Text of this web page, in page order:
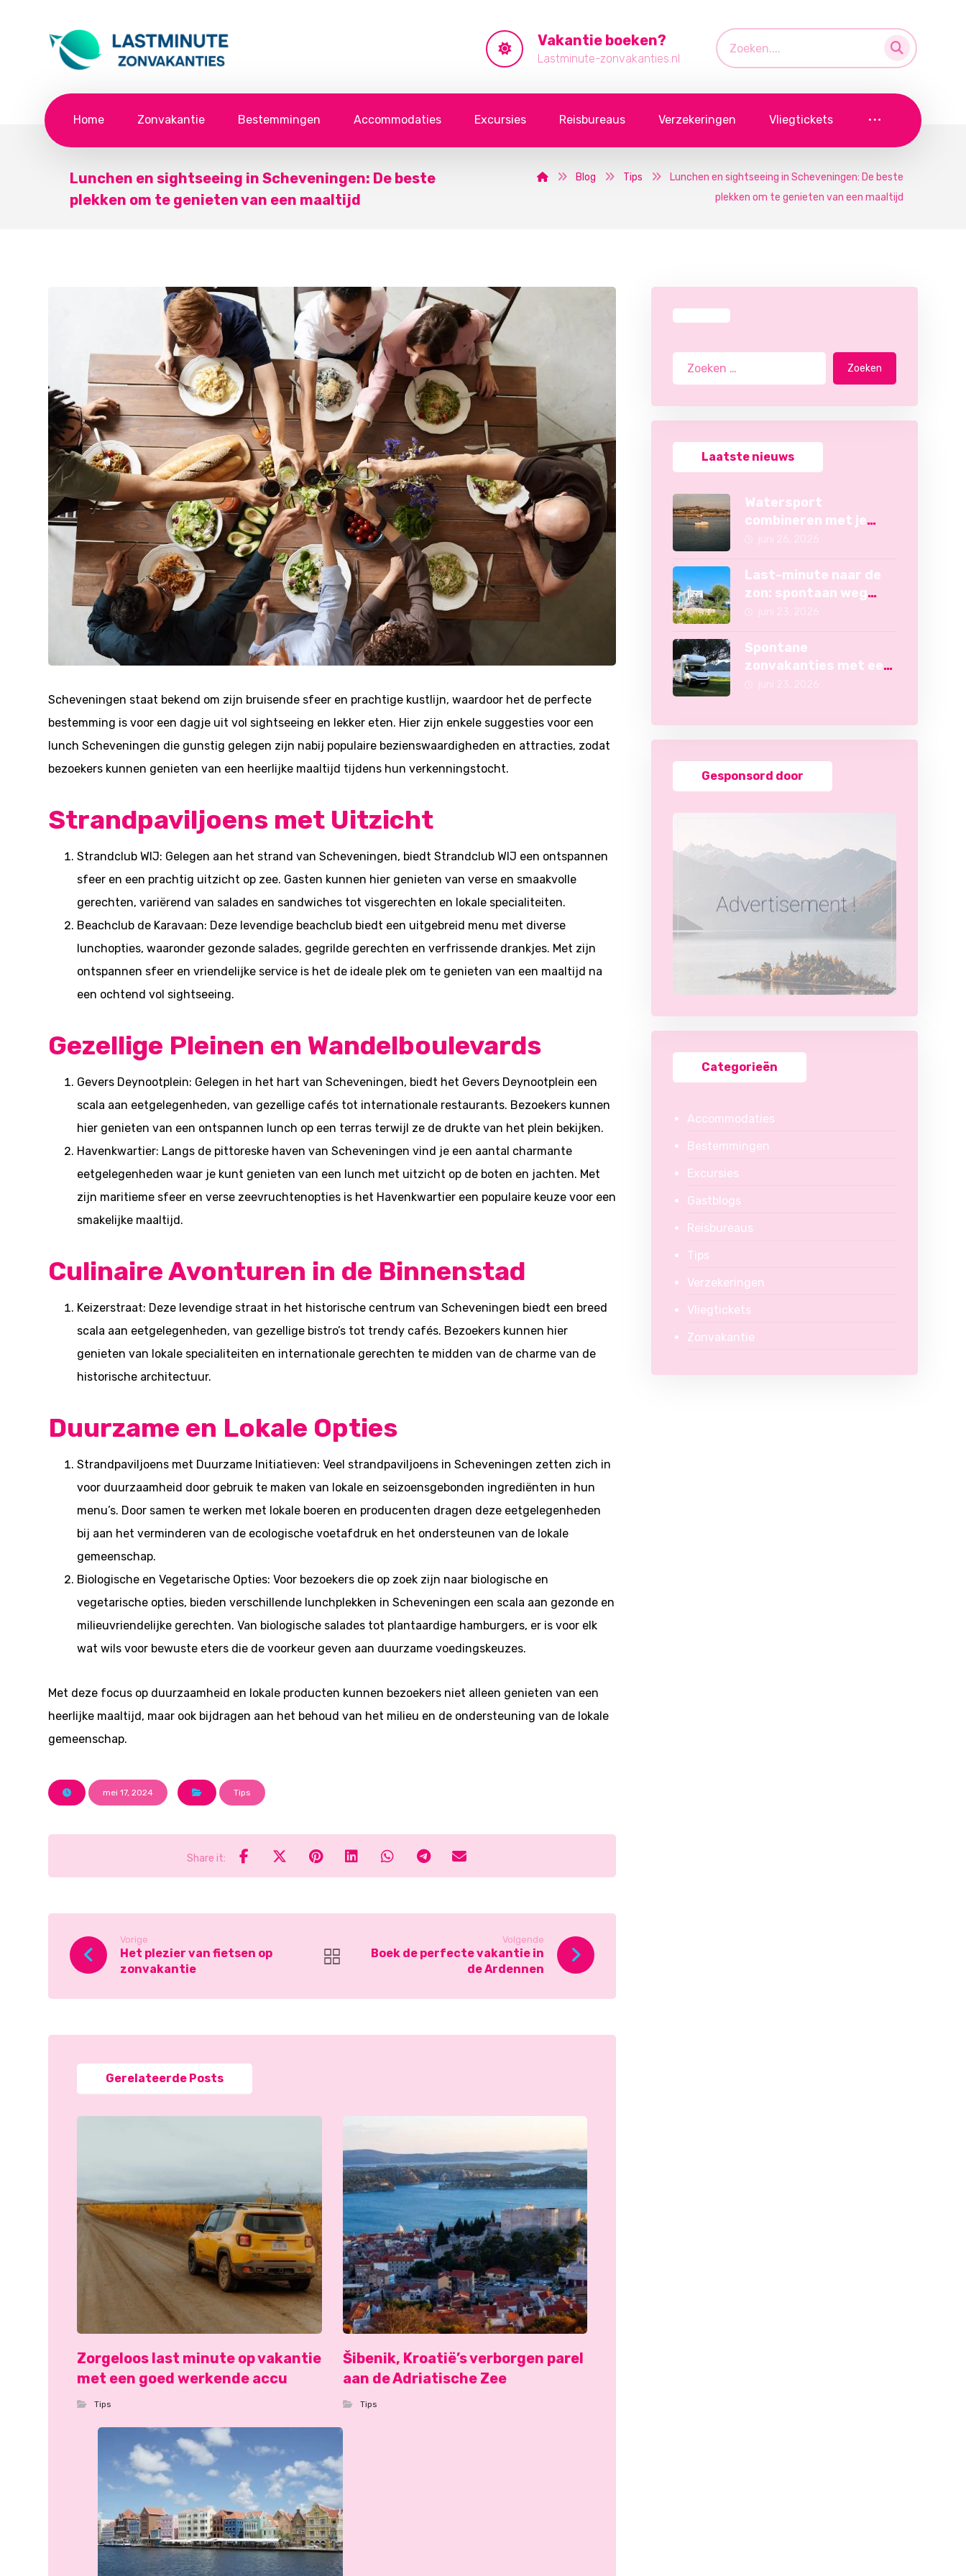
Vakantie boeken?
Lastminute-zonvakanties.nl
Home Zonvakantie Bestemmingen Accommodaties Excursies Reisbureaus Verzekeringen Vliegtickets
Lunchen en sightseeing in Scheveningen: De beste
plekken om te genieten van een maaltijd
Blog Tips
Lunchen en sightseeing in Scheveningen: De beste
plekken om te genieten van een maaltijd
Scheveningen staat bekend om zijn bruisende sfeer en prachtige kustlijn, waardoor het de perfecte
bestemming is voor een dagje uit vol sightseeing en lekker eten. Hier zijn enkele suggesties voor een
lunch Scheveningen die gunstig gelegen zijn nabij populaire bezienswaardigheden en attracties, zodat
bezoekers kunnen genieten van een heerlijke maaltijd tijdens hun verkenningstocht.
Strandpaviljoens met Uitzicht
Strandclub WIJ: Gelegen aan het strand van Scheveningen, biedt Strandclub WIJ een ontspannen
sfeer en een prachtig uitzicht op zee. Gasten kunnen hier genieten van verse en smaakvolle
gerechten, variërend van salades en sandwiches tot visgerechten en lokale specialiteiten.
Beachclub de Karavaan: Deze levendige beachclub biedt een uitgebreid menu met diverse
lunchopties, waaronder gezonde salades, gegrilde gerechten en verfrissende drankjes. Met zijn
ontspannen sfeer en vriendelijke service is het de ideale plek om te genieten van een maaltijd na
een ochtend vol sightseeing.
Gezellige Pleinen en Wandelboulevards
Gevers Deynootplein: Gelegen in het hart van Scheveningen, biedt het Gevers Deynootplein een
scala aan eetgelegenheden, van gezellige cafés tot internationale restaurants. Bezoekers kunnen
hier genieten van een ontspannen lunch op een terras terwijl ze de drukte van het plein bekijken.
Havenkwartier: Langs de pittoreske haven van Scheveningen vind je een aantal charmante
eetgelegenheden waar je kunt genieten van een lunch met uitzicht op de boten en jachten. Met
zijn maritieme sfeer en verse zeevruchtenopties is het Havenkwartier een populaire keuze voor een
smakelijke maaltijd.
Culinaire Avonturen in de Binnenstad
Keizerstraat: Deze levendige straat in het historische centrum van Scheveningen biedt een breed
scala aan eetgelegenheden, van gezellige bistro’s tot trendy cafés. Bezoekers kunnen hier
genieten van lokale specialiteiten en internationale gerechten te midden van de charme van de
historische architectuur.
Duurzame en Lokale Opties
Strandpaviljoens met Duurzame Initiatieven: Veel strandpaviljoens in Scheveningen zetten zich in
voor duurzaamheid door gebruik te maken van lokale en seizoensgebonden ingrediënten in hun
menu’s. Door samen te werken met lokale boeren en producenten dragen deze eetgelegenheden
bij aan het verminderen van de ecologische voetafdruk en het ondersteunen van de lokale
gemeenschap.
Biologische en Vegetarische Opties: Voor bezoekers die op zoek zijn naar biologische en
vegetarische opties, bieden verschillende lunchplekken in Scheveningen een scala aan gezonde en
milieuvriendelijke gerechten. Van biologische salades tot plantaardige hamburgers, er is voor elk
wat wils voor bewuste eters die de voorkeur geven aan duurzame voedingskeuzes.
Met deze focus op duurzaamheid en lokale producten kunnen bezoekers niet alleen genieten van een
heerlijke maaltijd, maar ook bijdragen aan het behoud van het milieu en de ondersteuning van de lokale
gemeenschap.
mei 17, 2024 Tips
Vorige
Het plezier van fietsen op
zonvakantie
Volgende
Boek de perfecte vakantie in
de Ardennen
Gerelateerde Posts
Zorgeloos last minute op vakantie
met een goed werkende accu
Tips
Šibenik, Kroatië’s verborgen parel
aan de Adriatische Zee
Tips
Zoeken
Laatste nieuws
Watersport
combineren met je
Last-minute naar de
zon: spontaan weg
Spontane
zonvakanties met een
Gesponsord door
Categorieën
Accommodaties
Bestemmingen
Excursies
Gastblogs
Reisbureaus
Tips
Verzekeringen
Vliegtickets
Zonvakantie